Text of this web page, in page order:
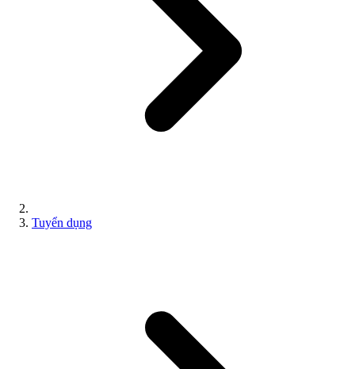
Tuyển dụng